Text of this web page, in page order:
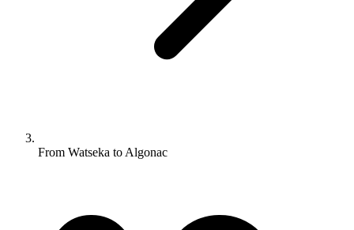
From Watseka to Algonac